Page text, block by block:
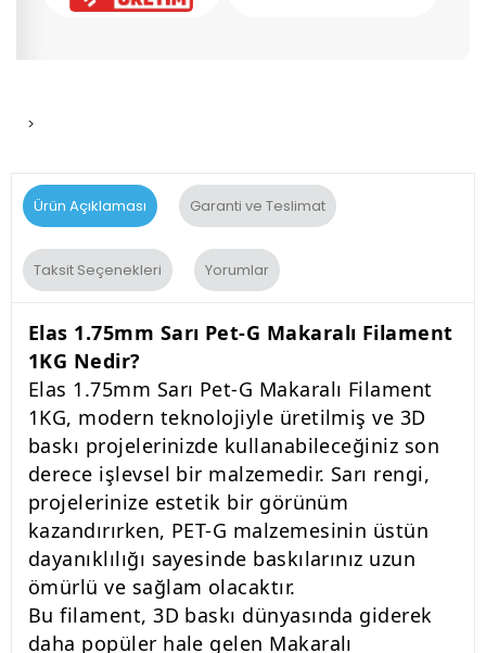
>
Ürün Açıklaması Garanti ve Teslimat
Taksit Seçenekleri Yorumlar
Elas 1.75mm Sarı Pet-G Makaralı Filament
1KG Nedir?
Elas 1.75mm Sarı Pet-G Makaralı Filament
1KG, modern teknolojiyle üretilmiş ve 3D
baskı projelerinizde kullanabileceğiniz son
derece işlevsel bir malzemedir. Sarı rengi,
projelerinize estetik bir görünüm
kazandırırken, PET-G malzemesinin üstün
dayanıklılığı sayesinde baskılarınız uzun
ömürlü ve sağlam olacaktır.
Bu filament, 3D baskı dünyasında giderek
daha popüler hale gelen Makaralı